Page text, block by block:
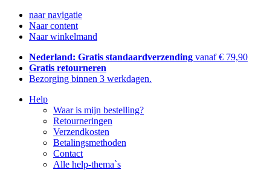
naar navigatie
Naar content
Naar winkelmand
Nederland: Gratis standaardverzending vanaf € 79,90
Gratis retourneren
Bezorging binnen 3 werkdagen.
Help
Waar is mijn bestelling?
Retourneringen
Verzendkosten
Betalingsmethoden
Contact
Alle help-thema`s